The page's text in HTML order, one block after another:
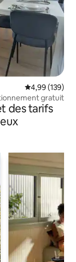
Évaluation
4,99 (139)
gratuit
des tarifs